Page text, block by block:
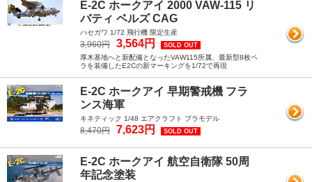
E-2C ホークアイ 2000 VAW-115 リ
バティ ベルズ CAG
ハセガワ 1/72 飛行機 限定生産
3,960円 3,564円 SOLD OUT
厚木基地へと新配備となったVAW115所属、最新型8枚ペ
ラを装備したE2Cの新マーキングを1/72で再現
E-2C ホークアイ 早期警戒機 フラ
ンス海軍
キネティック 1/48 エアクラフト プラモデル
8,470円 7,623円 SOLD OUT
E-2C ホークアイ 航空自衛隊 50周
年記念塗装